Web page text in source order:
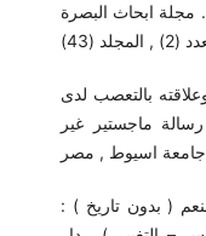
. مجلة ابحاث البصرة
وعلاقته بالتعصب لدى
ماجستير غير
( بدون تاريخ ) :